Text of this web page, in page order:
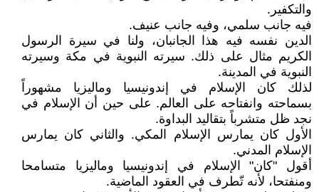
والتكفير.
فيه جانب سلمي، وفيه جانب عنيف.
الدين نفسه فيه هذا الجانبان، ولنا في سيرة الرسول
الكريم مثال على ذلك. سيرته النبوية في مكة وسيرته
النبوية في المدينة.
لذلك كان الإسلام في إندونيسيا وماليزيا مشهوراً
بسماحته وانفتاحه على العالم. على حين أن الإسلام في
نجد ظل متشرباً بتقاليد البداوة.
الأول كان يمارس الإسلام المكي. والثاني كان يمارس
الإسلام المدني.
أقول "كان" الإسلام في إندونيسيا وماليزيا متسامحا
ومنفتحا، لأنه تّطرف في العقود الماضية.